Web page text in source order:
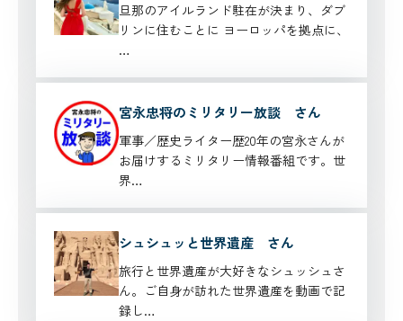
旦那のアイルランド駐在が決まり、ダブ
リンに住むことに ヨーロッパを拠点に、
…
宮永忠将のミリタリー放談 さん
軍事／歴史ライター歴20年の宮永さんが
お届けするミリタリー情報番組です。世
界…
シュシュッと世界遺産 さん
旅行と世界遺産が大好きなシュッシュさ
ん。ご自身が訪れた世界遺産を動画で記
録し…